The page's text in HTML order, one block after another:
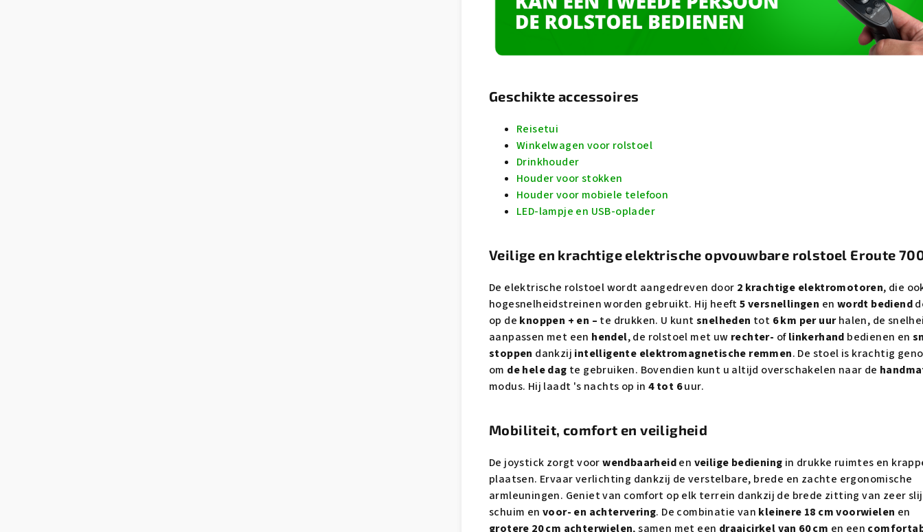
Geschikte accessoires
Reisetui
Winkelwagen voor rolstoel
Drinkhouder
Houder voor stokken
Houder voor mobiele telefoon
LED-lampje en USB-oplader
Veilige en krachtige elektrische opvouwbare rolstoel Eroute
De elektrische rolstoel wordt aangedreven door 2 krachtige elektromotoren, die
hogesnelheidstreinen worden gebruikt. Hij heeft5 versnellingen en wordt bediend
op de knoppen + en – te drukken. U kuntsnelheden tot 6 km per uurhalen, de
aanpassen met een hendel, de rolstoel met uw rechter- oflinkerhand bedienen en
stoppen dankzij intelligente elektromagnetische remmen. De stoel is krachtig
om de hele dag te gebruiken. Bovendien kunt u altijd overschakelen naar de
modus. Hij laadt 's nachts op in4 tot 6uur.
Mobiliteit, comfort en veiligheid
De joystick zorgt voorwendbaarheiden veilige bediening in drukke ruimtes en
plaatsen. Ervaar verlichting dankzij de verstelbare, brede en zachte ergonomische
armleuningen. Geniet van comfort op elk terrein dankzij de brede zitting van zeer
schuim envoor- en achtervering. De combinatie van kleinere 18 cm voorwielen en
grotere 20 cm achterwielen, samen met een draaicirkel van 60 cm en een